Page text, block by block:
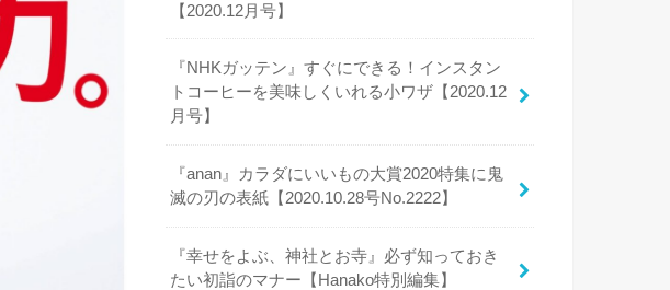
【2020.12月号】
『NHKガッテン』すぐにできる！インスタン
トコーヒーを美味しくいれる小ワザ【2020.12
月号】
『anan』カラダにいいもの大賞2020特集に鬼
滅の刃の表紙【2020.10.28号No.2222】
『幸せをよぶ、神社とお寺』必ず知っておき
たい初詣のマナー【Hanako特別編集】